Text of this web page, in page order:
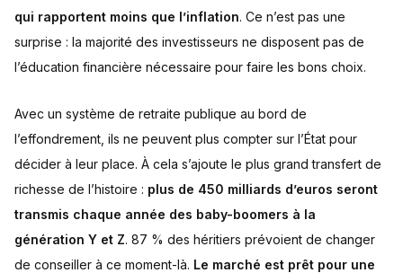
qui rapportent moins que l’inflation. Ce n’est pas une
surprise : la majorité des investisseurs ne disposent pas de
l’éducation financière nécessaire pour faire les bons choix.
Avec un système de retraite publique au bord de
l’effondrement, ils ne peuvent plus compter sur l’État pour
décider à leur place. À cela s’ajoute le plus grand transfert de
richesse de l’histoire : plus de 450 milliards d’euros seront
transmis chaque année des baby-boomers à la
génération Y et Z. 87 % des héritiers prévoient de changer
de conseiller à ce moment-là. Le marché est prêt pour une